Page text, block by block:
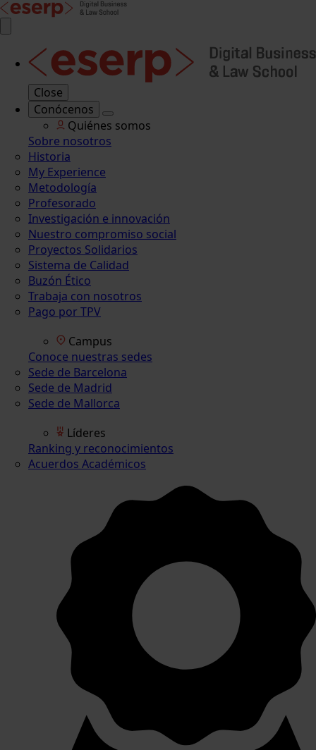
Close
Conócenos
Quiénes somos
Sobre nosotros
Historia
My Experience
Metodología
Profesorado
Investigación e innovación
Nuestro compromiso social
Proyectos Solidarios
Sistema de Calidad
Buzón Ético
Trabaja con nosotros
Pago por TPV
Campus
Conoce nuestras sedes
Sede de Barcelona
Sede de Madrid
Sede de Mallorca
Líderes
Ranking y reconocimientos
Acuerdos Académicos